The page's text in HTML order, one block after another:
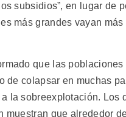
subsidios”, en lugar de
más grandes vayan más
que las poblaciones
de colapsar en muchas
la sobreexplotación. Los
muestran que alrededor